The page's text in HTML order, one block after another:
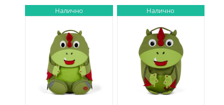
Налично Налично